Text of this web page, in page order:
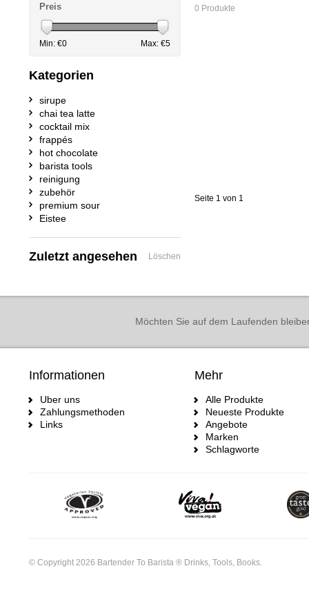
0 Produkte
Seite 1 von 1
Preis
Min: €0 Max: €5
Kategorien
sirupe
chai tea latte
cocktail mix
frappés
hot chocolate
barista tools
reinigung
zubehör
premium sour
Eistee
Zuletzt angesehen Löschen
Möchten Sie auf dem Laufenden
Informationen
Uber uns
Zahlungsmethoden
Links
Mehr
Alle Produkte
Neueste Produkte
Angebote
Marken
Schlagworte
© Copyright 2026 Bartender To Barista ® Drinks, Tools, Books.